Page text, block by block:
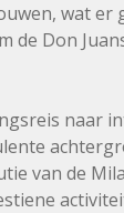
wat er
de Don
naar
van de